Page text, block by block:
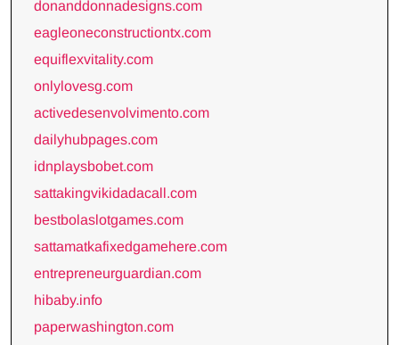
donanddonnadesigns.com
eagleoneconstructiontx.com
equiflexvitality.com
onlylovesg.com
activedesenvolvimento.com
dailyhubpages.com
idnplaysbobet.com
sattakingvikidadacall.com
bestbolaslotgames.com
sattamatkafixedgamehere.com
entrepreneurguardian.com
hibaby.info
paperwashington.com